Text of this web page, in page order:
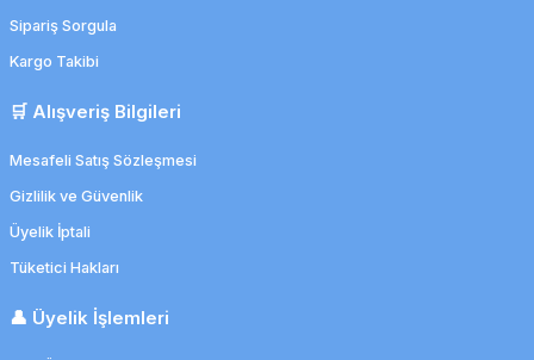
Sipariş Sorgula
Kargo Takibi
🛒 Alışveriş Bilgileri
Mesafeli Satış Sözleşmesi
Gizlilik ve Güvenlik
Üyelik İptali
Tüketici Hakları
👤 Üyelik İşlemleri